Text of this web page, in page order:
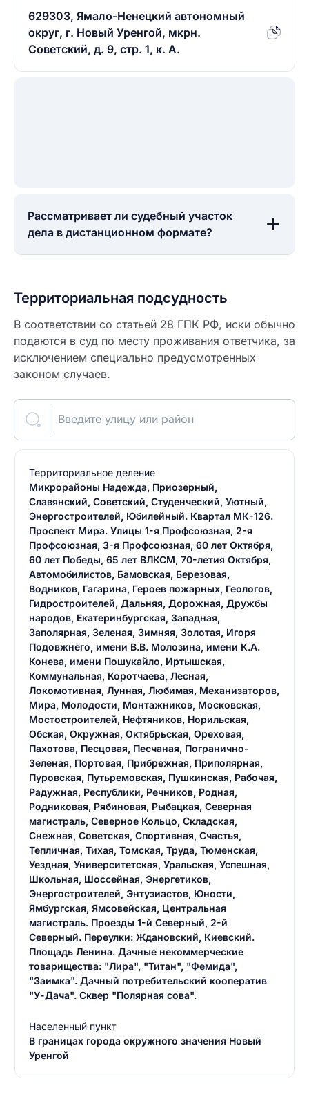
629303, Ямало-Ненецкий автономный
округ, г. Новый Уренгой, мкрн.
Советский, д. 9, стр. 1, к. А.
Рассматривает ли судебный участок
дела в дистанционном формате?
Территориальная подсудность
В соответствии со статьей 28 ГПК РФ, иски обычно
подаются в суд по месту проживания ответчика, за
исключением специально предусмотренных
законом случаев.
Введите улицу или район
Территориальное деление
Микрорайоны Надежда, Приозерный,
Славянский, Советский, Студенческий, Уютный,
Энергостроителей, Юбилейный. Квартал МК-126.
Проспект Мира. Улицы 1-я Профсоюзная, 2-я
Профсоюзная, 3-я Профсоюзная, 60 лет Октября,
60 лет Победы, 65 лет ВЛКСМ, 70-летия Октября,
Автомобилистов, Бамовская, Березовая,
Водников, Гагарина, Героев пожарных, Геологов,
Гидростроителей, Дальняя, Дорожная, Дружбы
народов, Екатеринбургская, Западная,
Заполярная, Зеленая, Зимняя, Золотая, Игоря
Подовжнего, имени В.В. Молозина, имени К.А.
Конева, имени Пошукайло, Иртышская,
Коммунальная, Коротчаева, Лесная,
Локомотивная, Лунная, Любимая, Механизаторов,
Мира, Молодости, Монтажников, Московская,
Мостостроителей, Нефтяников, Норильская,
Обская, Окружная, Октябрьская, Ореховая,
Пахотова, Песцовая, Песчаная, Погранично-
Зеленая, Портовая, Прибрежная, Приполярная,
Пуровская, Путьремовская, Пушкинская, Рабочая,
Радужная, Республики, Речников, Родная,
Родниковая, Рябиновая, Рыбацкая, Северная
магистраль, Северное Кольцо, Складская,
Снежная, Советская, Спортивная, Счастья,
Тепличная, Тихая, Томская, Труда, Тюменская,
Уездная, Университетская, Уральская, Успешная,
Школьная, Шоссейная, Энергетиков,
Энергостроителей, Энтузиастов, Юности,
Ямбургская, Ямсовейская, Центральная
магистраль. Проезды 1-й Северный, 2-й
Северный. Переулки: Ждановский, Киевский.
Площадь Ленина. Дачные некоммерческие
товарищества: "Лира", "Титан", "Фемида",
"Заимка". Дачный потребительский кооператив
"У-Дача". Сквер "Полярная сова".
Населенный пункт
В границах города окружного значения Новый
Уренгой